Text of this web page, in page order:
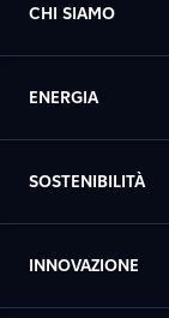
CHI SIAMO
ENERGIA
SOSTENIBILITÀ
INNOVAZIONE